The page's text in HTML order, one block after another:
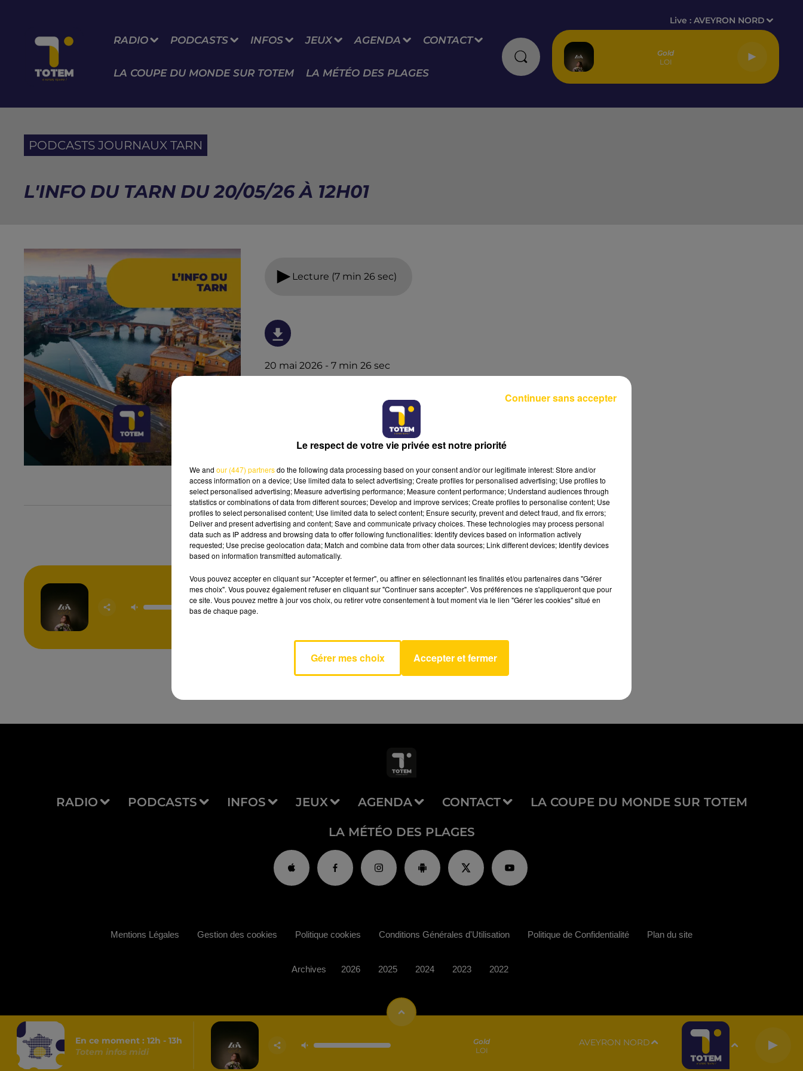
RADIO PODCASTS INFOS JEUX AGENDA CONTACT
LA COUPE DU MONDE SUR TOTEM LA MÉTÉO DES PLAGES
Live :AVEYRON NORD
Gold
LOI
PODCASTS JOURNAUX TARN
L'INFO DU TARN DU 20/05/26 À 12H01
Lecture (7 min 26 sec)
20 mai 2026 - 7 min 26 sec
Gold
LOI
AVEYRON NORD
RADIO PODCASTS INFOS JEUX AGENDA CONTACT LA COUPE DU MONDE SUR TOTEM
LA MÉTÉO DES PLAGES
En ce moment : 12h - 13h
Totem infos midi
Gold
LOI
AVEYRON NORD
Mentions Légales Gestion des cookies Politique cookies Conditions Générales d'Utilisation Politique de Confidentialité Plan du site
Archives 2026 2025 2024 2023 2022
Le respect de votre vie privée est notre priorité
We and our (447) partnersdo the following data processing based on your consent and/or our legitimate interest: Store and/or
access information on a device; Use limited data to select advertising; Create profiles for personalised advertising; Use profiles to
select personalised advertising; Measure advertising performance; Measure content performance; Understand audiences through
statistics or combinations of data from different sources; Develop and improve services; Create profiles to personalise content; Use
profiles to select personalised content; Use limited data to select content; Ensure security, prevent and detect fraud, and fix errors;
Deliver and present advertising and content; Save and communicate privacy choices. These technologies may process personal
data such as IP address and browsing data to offer following functionalities: Identify devices based on information actively
requested; Use precise geolocation data; Match and combine data from other data sources; Link different devices; Identify devices
based on information transmitted automatically.
Vous pouvez accepter en cliquant sur "Accepter et fermer", ou affiner en sélectionnant les finalités et/ou partenaires dans "Gérer
mes choix". Vous pouvez également refuser en cliquant sur "Continuer sans accepter". Vos préférences ne s'appliqueront que pour
ce site. Vous pouvez mettre à jour vos choix, ou retirer votre consentement à tout moment via le lien "Gérer les cookies" situé en
bas de chaque page.
Gérer mes choix Accepter et fermer
Continuer sans accepter